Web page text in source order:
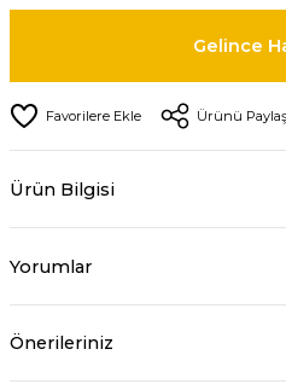
Gelince
Ürünü Paylaş
Ürün Bilgisi
Yorumlar
Önerileriniz